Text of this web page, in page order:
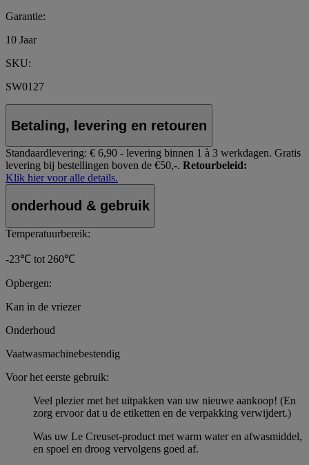
Garantie:
10 Jaar
SKU:
SW0127
Betaling, levering en retouren
Standaardlevering: € 6,90 - levering binnen 1 à 3 werkdagen. Gratis
levering bij bestellingen boven de €50,-. Retourbeleid:
Klik hier voor alle details.
onderhoud & gebruik
Temperatuurbereik:
-23℃ tot 260℃
Opbergen:
Kan in de vriezer
Onderhoud
Vaatwasmachinebestendig
Voor het eerste gebruik:
Veel plezier met het uitpakken van uw nieuwe aankoop! (En
zorg ervoor dat u de etiketten en de verpakking verwijdert.)
Was uw Le Creuset-product met warm water en afwasmiddel,
en spoel en droog vervolgens goed af.